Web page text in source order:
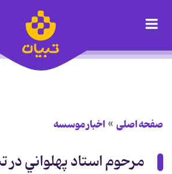
صفحه اصلی اخبار موسسه
مرحوم استاد پهلواني در